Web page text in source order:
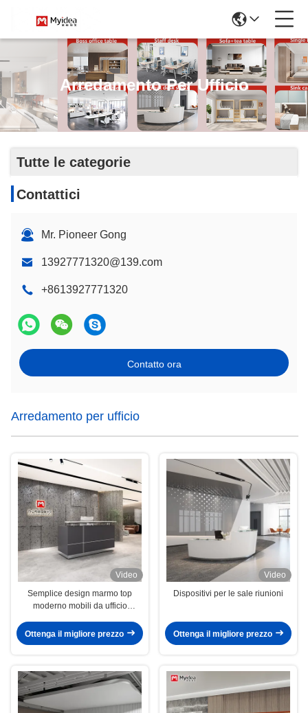
Arredamento Per Ufficio
Tutte le categorie
Contattici
Mr. Pioneer Gong
13927771320@139.com
+8613927771320
Contatto ora
Arredamento per ufficio
Video
Semplice design marmo top
moderno mobili da ufficio
Ottenga il migliore prezzo
Video
Dispositivi per le sale riunioni
Ottenga il migliore prezzo